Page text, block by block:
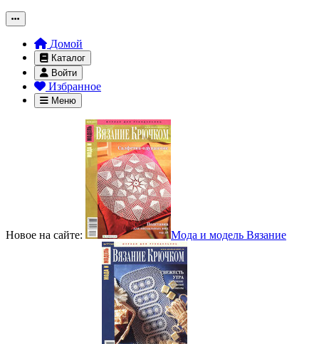
Домой
Каталог
Войти
Избранное
Меню
Новое на сайте: Мода и модель Вязание